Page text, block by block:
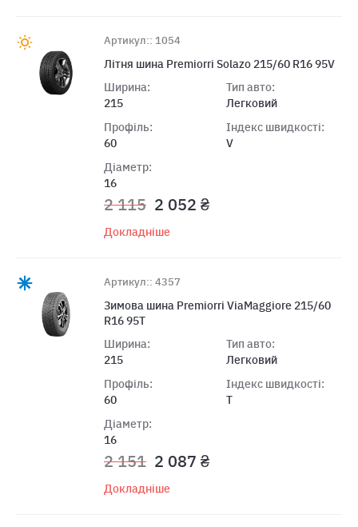
Артикул:: 1054
Літня шина Premiorri Solazo 215/60 R16 95V
Ширина:
215
Профіль:
60
Діаметр:
16
Тип авто:
Легковий
Індекс швидкості:
V
2 115 2 052 ₴
Докладніше
Артикул:: 4357
Зимова шина Premiorri ViaMaggiore 215/60
R16 95T
Ширина:
215
Профіль:
60
Діаметр:
16
Тип авто:
Легковий
Індекс швидкості:
T
2 151 2 087 ₴
Докладніше